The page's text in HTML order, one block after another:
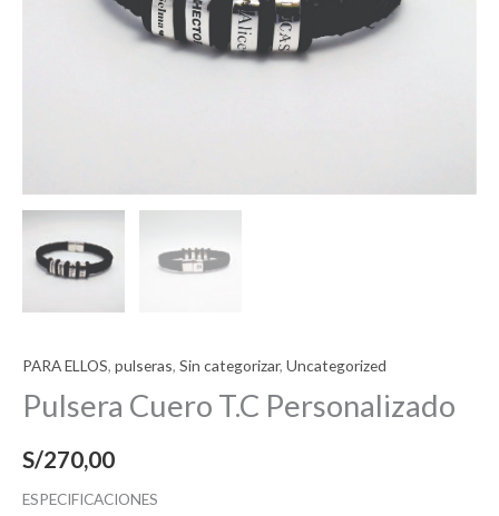
PARA ELLOS, pulseras, Sin categorizar, Uncategorized
Pulsera Cuero T.C Personalizado
S/270,00
ESPECIFICACIONES